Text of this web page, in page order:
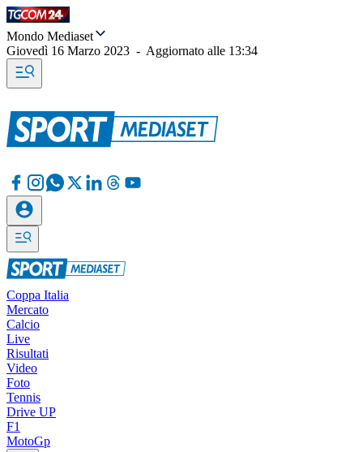
Mondo Mediaset
Giovedì 16 Marzo 2023 - Aggiornato alle 13:34
Coppa Italia
Mercato
Calcio
Live
Risultati
Video
Foto
Tennis
Drive UP
F1
MotoGp